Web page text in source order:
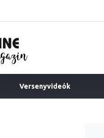
Versenyvideók